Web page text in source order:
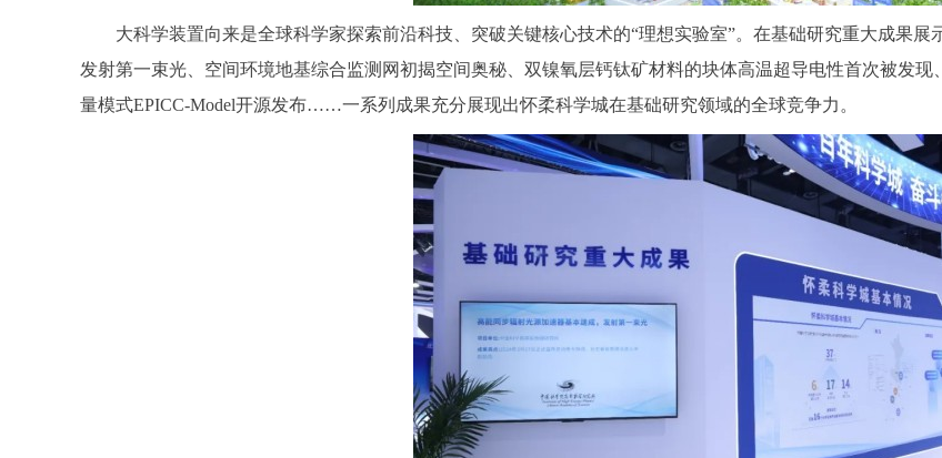
大科学装置向来是全球科学家探索前沿科技、突破关键核心技术的“理想实验室”。在基础研究重大成果展
发射第一束光、空间环境地基综合监测网初揭空间奥秘、双镍氧层钙钛矿材料的块体高温超导电性首次被发
量模式EPICC-Model开源发布……一系列成果充分展现出怀柔科学城在基础研究领域的全球竞争力。